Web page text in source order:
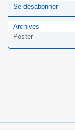
Se désabonner
Archives
Poster